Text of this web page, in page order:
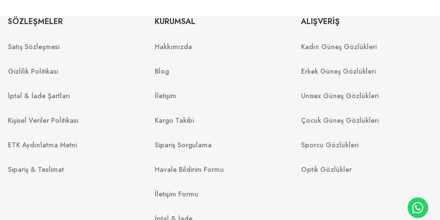
OO 9242 924203 52 OO 9242 924201 52 Rb 0360S 140371 57
LACOSTE
SÖZLEŞMELER
Satış Sözleşmesi
Gizlilik Politikası
İptal & İade Şartları
Kişisel Veriler Politikası
ETK Aydınlatma Metni
Sipariş & Teslimat
KURUMSAL
Hakkımızda
Blog
İletişim
Kargo Takibi
Sipariş Sorgulama
Havale Bildirim Formu
İletişim Formu
ALIŞVERİŞ
Kadın Güneş Gözlükleri
Erkek Güneş Gözlükleri
Unisex Güneş Gözlükleri
Çocuk Güneş Gözlükleri
Sporcu Gözlükleri
Optik Gözlükler